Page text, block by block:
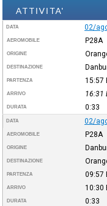
ATTIVITA'
DATA 02/
AEROMOBILE P28A
ORIGINE
DESTINAZIONE
PARTENZA 15:57
ARRIVO 16:31
DURATA 0:33
DATA 02/
AEROMOBILE P28A
ORIGINE
DESTINAZIONE
PARTENZA 09:57
ARRIVO 10:30
DURATA 0:33